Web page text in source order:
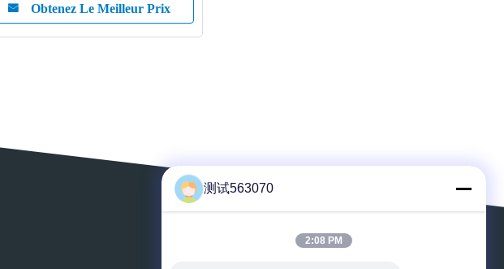
Obtenez Le Meilleur Prix
Laissez un message
测试563070
2:08 PM